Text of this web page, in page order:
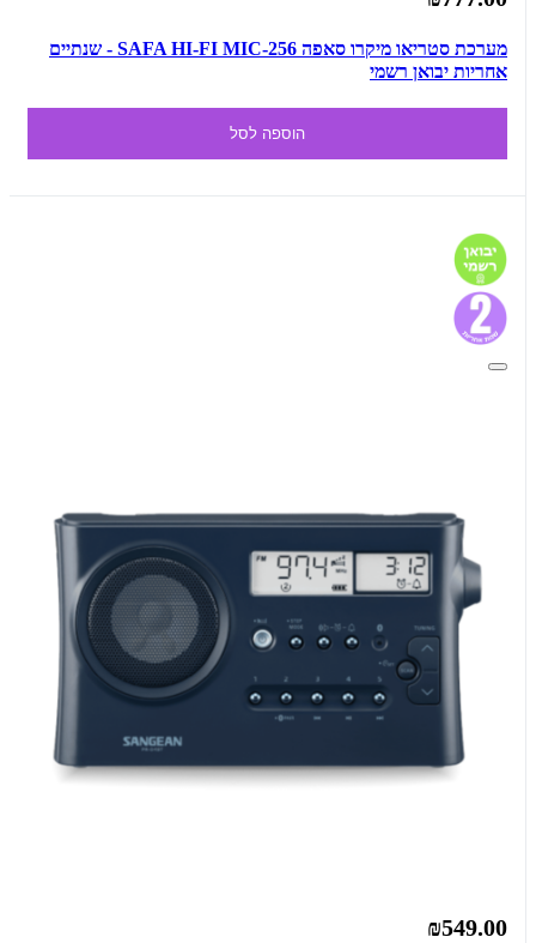
מערכת סטריאו מיקרו סאפה SAFA HI-FI MIC-256 - שנתיים
אחריות יבואן רשמי
הוספה לסל
₪549.00